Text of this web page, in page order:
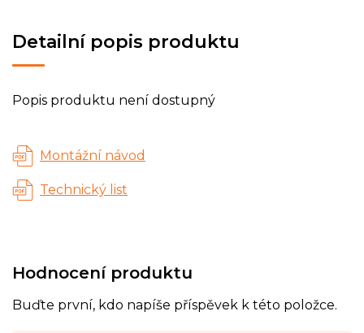
Detailní popis produktu
Popis produktu není dostupný
Montážní návod
Technický list
Hodnocení produktu
Buďte první, kdo napíše příspěvek k této položce.